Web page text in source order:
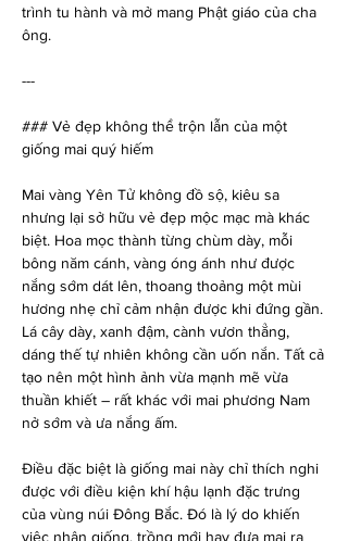
trình tu hành và mở mang Phật giáo của cha
ông.
---
### Vẻ đẹp không thể trộn lẫn của một
giống mai quý hiếm
Mai vàng Yên Tử không đồ sộ, kiêu sa
nhưng lại sở hữu vẻ đẹp mộc mạc mà khác
biệt. Hoa mọc thành từng chùm dày, mỗi
bông năm cánh, vàng óng ánh như được
nắng sớm dát lên, thoang thoảng một mùi
hương nhẹ chỉ cảm nhận được khi đứng gần.
Lá cây dày, xanh đậm, cành vươn thẳng,
dáng thế tự nhiên không cần uốn nắn. Tất cả
tạo nên một hình ảnh vừa mạnh mẽ vừa
thuần khiết – rất khác với mai phương Nam
nở sớm và ưa nắng ấm.
Điều đặc biệt là giống mai này chỉ thích nghi
được với điều kiện khí hậu lạnh đặc trưng
của vùng núi Đông Bắc. Đó là lý do khiến
việc nhân giống, trồng mới hay đưa mai ra